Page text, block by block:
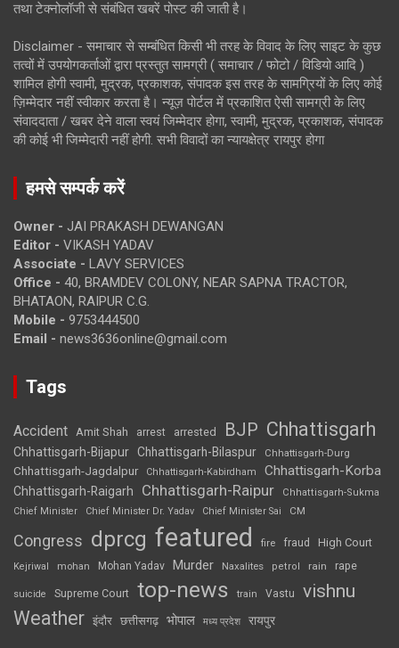
तथा टेक्नोलॉजी से संबंधित खबरें पोस्ट की जाती है।
Disclaimer - समाचार से सम्बंधित किसी भी तरह के विवाद के लिए साइट के कुछ
तत्वों में उपयोगकर्ताओं द्वारा प्रस्तुत सामग्री ( समाचार / फोटो / विडियो आदि )
शामिल होगी स्वामी, मुद्रक, प्रकाशक, संपादक इस तरह के सामग्रियों के लिए कोई
ज़िम्मेदार नहीं स्वीकार करता है। न्यूज़ पोर्टल में प्रकाशित ऐसी सामग्री के लिए
संवाददाता / खबर देने वाला स्वयं जिम्मेदार होगा, स्वामी, मुद्रक, प्रकाशक, संपादक
की कोई भी जिम्मेदारी नहीं होगी. सभी विवादों का न्यायक्षेत्र रायपुर होगा
हमसे सम्पर्क करें
Owner - JAI PRAKASH DEWANGAN
Editor - VIKASH YADAV
Associate - LAVY SERVICES
Office - 40, BRAMDEV COLONY, NEAR SAPNA TRACTOR,
BHATAON, RAIPUR C.G.
Mobile - 9753444500
Email - news3636online@gmail.com
Tags
Accident Amit Shah arrest arrested BJP Chhattisgarh
Chhattisgarh-Bijapur Chhattisgarh-Bilaspur Chhattisgarh-Durg
Chhattisgarh-Jagdalpur Chhattisgarh-Kabirdham Chhattisgarh-Korba
Chhattisgarh-Raigarh Chhattisgarh-Raipur
Chhattisgarh-Sukma
Chief Minister
Chief Minister Dr. Yadav Chief Minister Sai CM
Congress dprcg featured fire fraud High Court
Kejriwal mohan Mohan Yadav Murder Naxalites petrol rain rape
suicide Supreme Court top-news train Vastu vishnu
Weather इंदौर छत्तीसगढ़ भोपाल मध्य प्रदेश रायपुर